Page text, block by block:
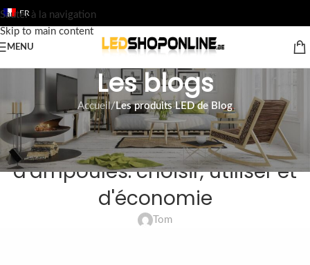
Sauter à la navigation
Skip to main content
FR
MENU
Les blogs
Accueil/Les produits LED de Blog
LES PRODUITS LED DE BLOG
Le Guide Ultime pour LED R7s
d'ampoules: choisir, utiliser et
d'économie
Tom